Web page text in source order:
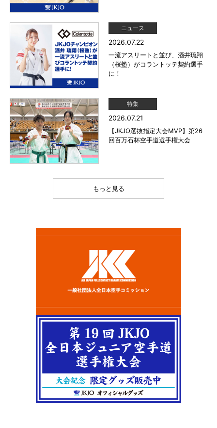
ニュース
2026.07.22
一流アスリートと並び、酒井琉翔
（桜塾）がコラントッテ契約選手
に！
特集
2026.07.21
【JKJO選抜指定大会MVP】第26
回百万石杯空手道選手権大会
もっと見る